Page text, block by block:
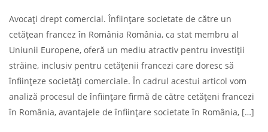
Avocați drept comercial. Înființare societate de către un
cetățean francez în România România, ca stat membru al
Uniunii Europene, oferă un mediu atractiv pentru investiții
străine, inclusiv pentru cetățenii francezi care doresc să
înființeze societăți comerciale. În cadrul acestui articol vom
analiză procesul de înființare firmă de către cetățeni francezi
în România, avantajele de înființare societate în România, […]